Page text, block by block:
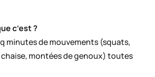
c’est ?
minutes de mouvements (squats,
montées de genoux) toutes